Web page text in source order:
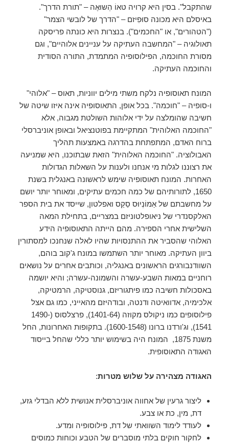
שהתקבל". בסין היא קרויה טאוֹ הְשוּאֶה – "תורת הדרך".
באיסלם היא מכונה סוּפִיזם – "הדרך של לובשי הצמר"
("הטהורים", או "החכמים"). בנצרות היא כונתה פריסקה
תאולוגיה – "המחשבה העתיקה על עניינים אלוהיים", וגם
מסורת החוכמה, הפילוסופיה המתמדת, התורה הסודית
והחוכמה העתיקה.
המונח תאוסופיה נלקח משתי מילים יווניות, תאוס – "אלוהי"
ו-סופיה – "חוכמה". בכל אופן, התאוסופיה אינה איזו שיטה של
חשיבה שהומלצה על ידי אלוהות השולטת מגבוה, אלא
"החוכמה האלוהית" המתקיימת בפוטנציאל ובאופן אוניברסלי
ברוח האדם, המתפתחת בהדרגה באמצעות תהליך
האבולוציה. "החוכמה האלוהית" הזאת שבתוכנו, היא שמניעה
את רצוננו לגלות מי אנחנו ולענות על השאלות הגדולות
האחרות. המונח תאוסופיה שימש לראשונה באנגלית בשנת
1650, לתורותיהם של כמה חכמים עתיקים, ומאוחר יותר יושם
על מחשבתם של אַמוֹנְיוּס סַקַס ואפלטון, שייסד את בית הספר
האלקסנדרי של ניאופלטוניזם במצריים, בתחילת המאה
השלישית אחרי הספירה. מהם הייתה התאוסופיה הידע
האלוהי שהסביר את ההתנסויות שהיו לאלה שנחנכו למסתורין
ביוון העתיקה. מאוחר יותר השתמשו במונח ג'קוב בוהם,
השוודנבורגים הראשונים באנגליה, וכותבים אחרים על נושאים
רוחניים במאות השבע-עשרה והשמונה-עשרה; והיא יושמה
באסכולות חשיבה כמו פיתגוריזם, גנוסטיקה, הרמטיקה,
אלכימיה, אדוואיטה ודנטה, ובודהיזם מהאייני, כמו גם אצל
פילוסופים כמו ניקולס מקוזה (1401-64), פרצלסוס (1490-
1541), וג'ורדנו ברונו (1600-1548). בתקופות האחרונות, החל
משנת 1875, המונח היה בשימוש יותר כללי שהחל בייסוד
האגודה התאוסופית.
האגודה מצהירה על שלוש מטרות:
ליצור גרעין של אחווה אוניברסלית אנושית ללא הבדלי גזע,
דת, מין, כת או צבע.
לעודד לימוד השוואתי של דת, פילוסופיה ומדע.
לחקור חוקים בלתי מוסברים של הטבע וכוחות כמוסים